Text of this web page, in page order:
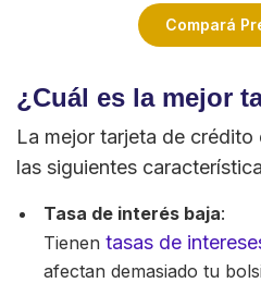
Compará
¿Cuál es la mejor
La mejor tarjeta de crédito
las siguientes
Tasa de interés baja:
Tienen tasas de
afectan demasiado tu